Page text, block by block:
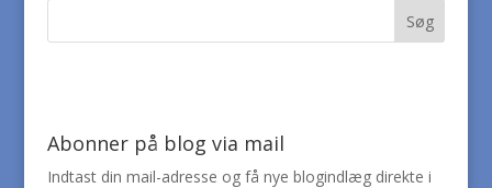
Abonner på blog via mail
Indtast din mail-adresse og få nye blogindlæg direkte i